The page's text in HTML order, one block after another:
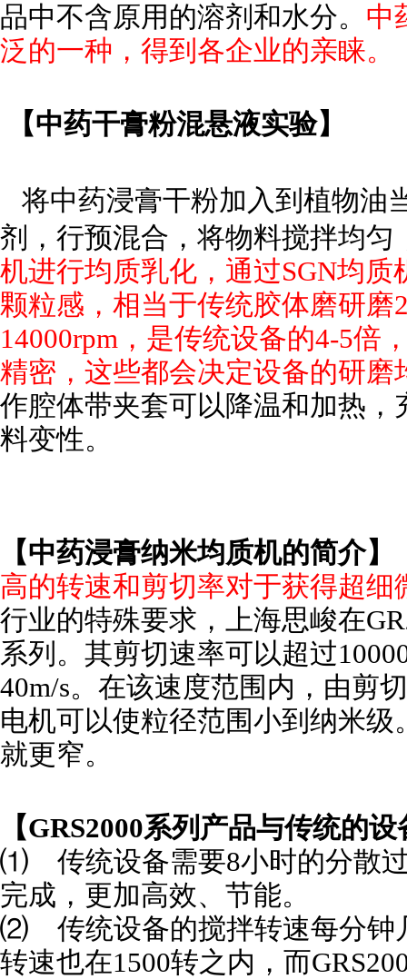
品中不含原用的溶剂和水分。 中
泛的一种，得到各企业的亲睐。
【中药干膏粉混悬液实验】
将中药浸膏干粉加入到植物油
剂，行预混合，将物料搅拌均匀
机进行均质乳化，通过SGN均质
颗粒感，相当于传统胶体磨研磨
14000rpm，是传统设备的4-5倍
精密，这些都会决定设备的研磨
作腔体带夹套可以降温和加热
料变性。
【中药浸膏纳米均质机的简介】
高的转速和剪切率对于获得超
行业的特殊要求，上海思峻在G
系列。其剪切速率可以超过
40m/s。在该速度范围内，由剪
电机可以使粒径范围小到纳米
就更窄。
【GRS2000系列产品与传统的
⑴ 传统设备需要8小时的分散
完成，更加高效、节能。
⑵ 传统设备的搅拌转速每分钟
转速也在1500转之内，而G